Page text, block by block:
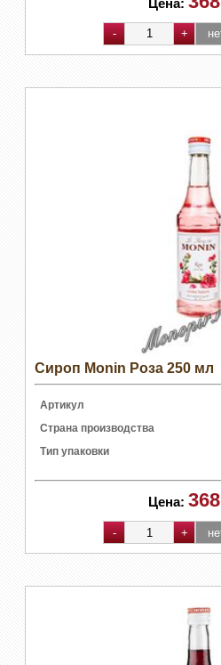
Сироп Monin Роза 250 мл
Артикул
Страна производства
Тип упаковки
Цена: 368